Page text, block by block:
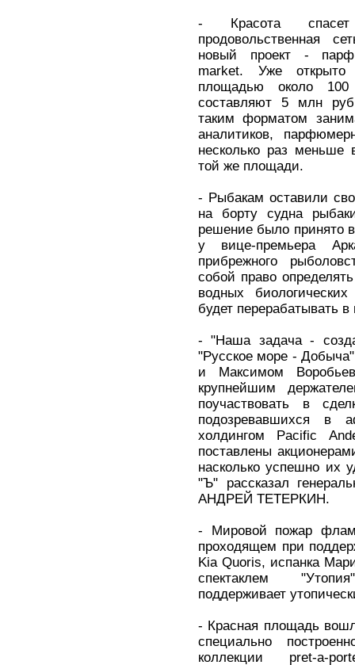
- Красота
продовольственная
новый проект -
market. Уже открыто
площадью около
составляют 5 млн
таким форматом
аналитиков,
несколько раз меньше
той же площади.
- Рыбакам оставили
на борту судна
решение было принято
у вице-премьера
прибрежного
собой право
водных
будет перерабатывать в
- "Наша задача -
"Русское море -
и Максимом
крупнейшим
поучаствовать в
подозревавшихся в
холдингом Pacific
поставлены
насколько успешно их
"Ъ" рассказал
АНДРЕЙ ТЕТЕРКИН.
- Мировой пожар
проходящем при
Kia Quoris, испанка
спектаклем
поддерживает
- Красная площадь
специально
коллекции pret-a-